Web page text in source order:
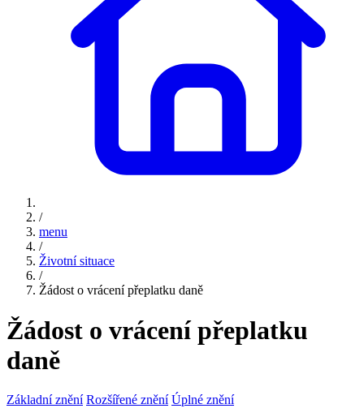
/
menu
/
Životní situace
/
Žádost o vrácení přeplatku daně
Žádost o vrácení přeplatku
daně
Základní znění Rozšířené znění Úplné znění